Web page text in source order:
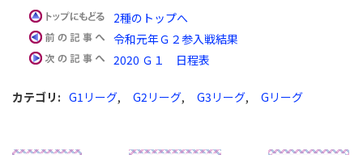
2種のトップへ
令和元年Ｇ２参入戦結果
2020 Ｇ１ 日程表
カテゴリ : G1リーグ, G2リーグ, G3リーグ, Gリーグ